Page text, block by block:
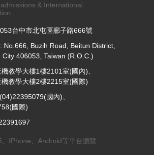
& International
台中市北屯區廍子路666號
No.666, Buzih Road, Beitun District,
City 406053, Taiwan (R.O.C.)
教學大樓1樓2101室(國內)、
大樓2樓2215室(國際)
國內)、
國際)
IPhone、Android等平台瀏覽